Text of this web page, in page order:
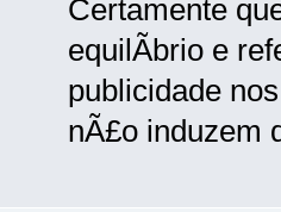
Certamente
equilÃ­brio e
publicidade
nÃ£o induzem